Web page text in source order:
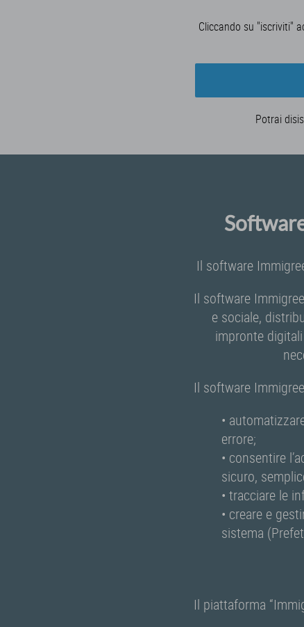
Cliccando su "iscriviti"
Potrai
Il software
Il software
e sociale,
impronte
Il software
•
errore;
• consentire
sicuro,
• tracciare le
• creare e
sistema
Il piattaforma